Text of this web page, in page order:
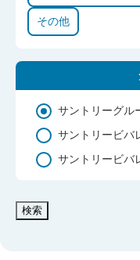
その他
サントリーグル
サントリービバ
サントリービバ
検索